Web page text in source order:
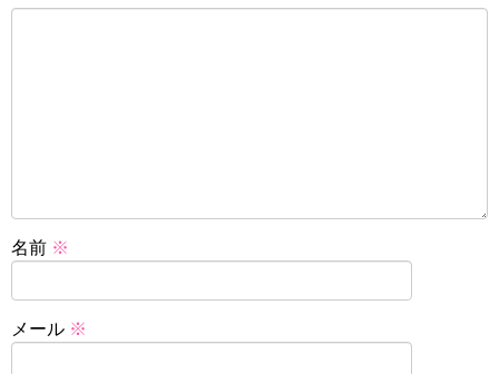
名前 ※
メール ※